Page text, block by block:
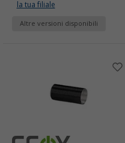
la tua filiale
Altre versioni disponibili